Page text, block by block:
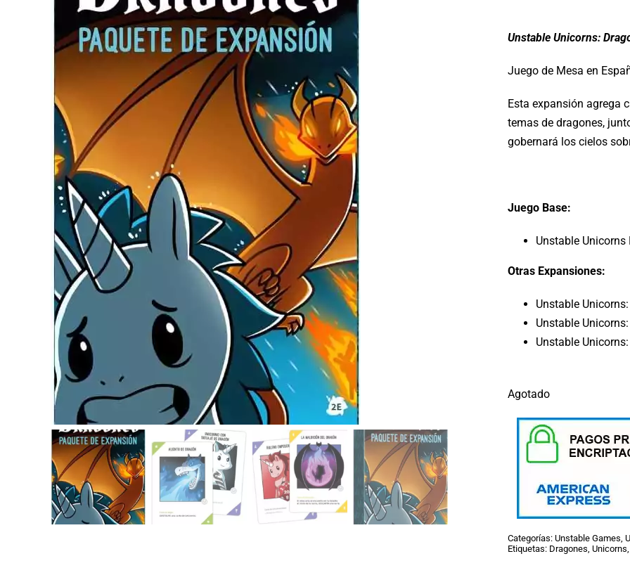
Unstable Unicorns:
Juego de Mesa en
Esta expansión agrega
temas de dragones,
gobernará los cielos
Juego Base:
Unstable Unicorns
Otras Expansiones:
Unstable
Unstable
Unstable
Agotado
Categorías: Unstable Games,
Etiquetas: Dragones, Unicorns